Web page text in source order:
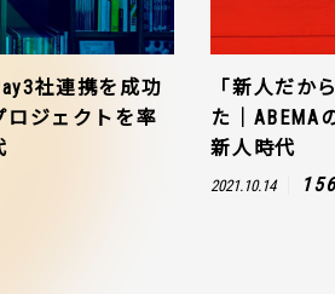
社連携を成功
ロジェクトを率
「新人だか
た｜ABEMA
新人時代
2021.10.14